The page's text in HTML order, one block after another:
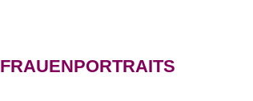
FRAUENPORTRAITS